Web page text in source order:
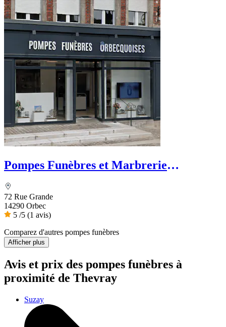
Pompes Funèbres et Marbrerie
72 Rue Grande
14290 Orbec
5 /5 (1 avis)
Comparez d'autres pompes funèbres
Afficher plus
Avis et prix des pompes funèbres à
proximité de Thevray
Suzay